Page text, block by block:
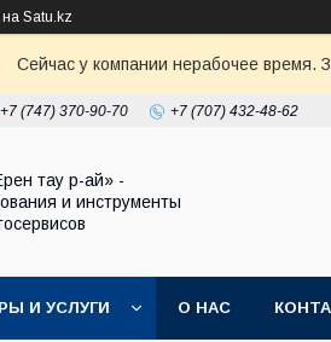
на Satu.kz
Сейчас у компании нерабочее время.
+7 (747) 370-90-70 +7 (707) 432-48-62
тау р-ай» -
и инструменты
И УСЛУГИ О НАС